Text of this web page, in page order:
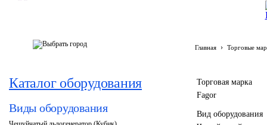
Главная › Торговые
Каталог оборудования
Виды оборудования
Торговая марка
Fagor
Вид оборудования